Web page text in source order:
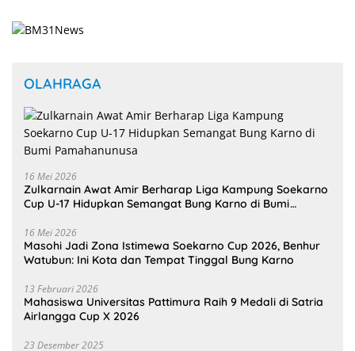
OLAHRAGA
16 Mei 2026
Zulkarnain Awat Amir Berharap Liga Kampung Soekarno
Cup U-17 Hidupkan Semangat Bung Karno di Bumi
16 Mei 2026
Masohi Jadi Zona Istimewa Soekarno Cup 2026, Benhur
Watubun: Ini Kota dan Tempat Tinggal Bung Karno
13 Februari 2026
Mahasiswa Universitas Pattimura Raih 9 Medali di Satria
Airlangga Cup X 2026
23 Desember 2025